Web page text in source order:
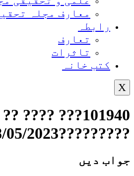
معارف مجلہ
رابطہ
تعارف
تاثرات
کتب خانہ
X
???? ?? ???
?????????264228/05/2023
جواب دیں